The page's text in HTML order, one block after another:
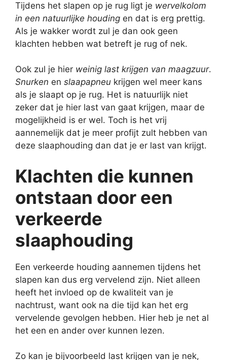
Tijdens het slapen op je rug ligt je wervelkolom
in een natuurlijke houding en dat is erg prettig.
Als je wakker wordt zul je dan ook geen
klachten hebben wat betreft je rug of nek.
Ook zul je hier weinig last krijgen van maagzuur.
Snurken en slaapapneu krijgen wel meer kans
als je slaapt op je rug. Het is natuurlijk niet
zeker dat je hier last van gaat krijgen, maar de
mogelijkheid is er wel. Toch is het vrij
aannemelijk dat je meer profijt zult hebben van
deze slaaphouding dan dat je er last van krijgt.
Klachten die kunnen
ontstaan door een
verkeerde
slaaphouding
Een verkeerde houding aannemen tijdens het
slapen kan dus erg vervelend zijn. Niet alleen
heeft het invloed op de kwaliteit van je
nachtrust, want ook na die tijd kan het erg
vervelende gevolgen hebben. Hier heb je net al
het een en ander over kunnen lezen.
Zo kan je bijvoorbeeld last krijgen van je nek,